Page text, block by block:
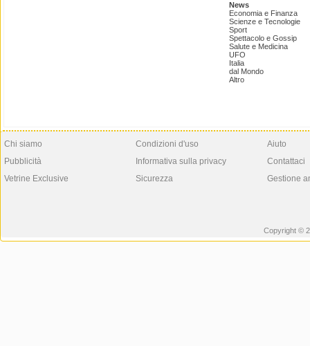
News
Economia e Finanza
Scienze e Tecnologie
Sport
Spettacolo e Gossip
Salute e Medicina
UFO
Italia
dal Mondo
Altro
Chi siamo
Pubblicità
Vetrine Exclusive
Condizioni d'uso
Informativa sulla privacy
Sicurezza
Aiuto
Contattaci
Gestione
Copyright ©